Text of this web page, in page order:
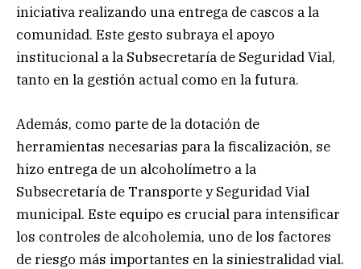
iniciativa realizando una entrega de cascos a la
comunidad. Este gesto subraya el apoyo
institucional a la Subsecretaría de Seguridad Vial,
tanto en la gestión actual como en la futura.
Además, como parte de la dotación de
herramientas necesarias para la fiscalización, se
hizo entrega de un alcoholímetro a la
Subsecretaría de Transporte y Seguridad Vial
municipal. Este equipo es crucial para intensificar
los controles de alcoholemia, uno de los factores
de riesgo más importantes en la siniestralidad vial.